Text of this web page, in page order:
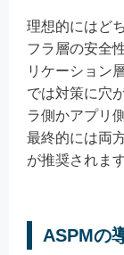
理想的にはど
フラ層の安全
リケーション
では対策に穴
ラ側かアプリ
最終的には両
が推奨されます
ASPMの